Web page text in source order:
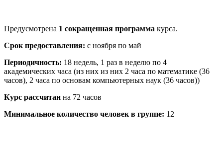
Предусмотрена 1 сокращенная программа курса.
Срок предоставления: с ноября по май
Периодичность: 18 недель, 1 раз в неделю по 4
академических часа (из них из них 2 часа по математике (36
часов), 2 часа по основам компьютерных наук (36 часов))
Курс рассчитан на 72 часов
Минимальное количество человек в группе: 12